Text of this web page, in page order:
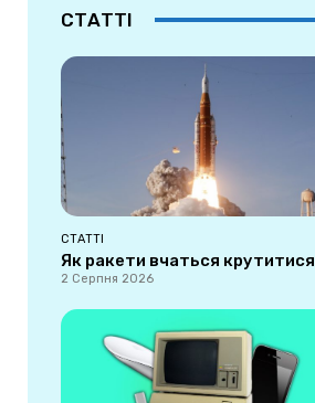
СТАТТІ
СТАТТІ
Як ракети вчаться крутитися
2 Серпня 2026